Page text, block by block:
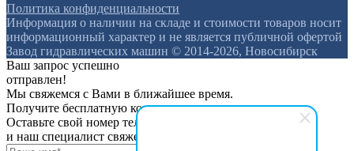
Политика конфиденциальности
Информация о наличии на складе и стоимости товаров носит
информационный характер и не является публичной офертой
Завод гидравлических машин © 2014-2026, Новосибирск
Ваш запрос успешно
отправлен!
Мы свяжемся с Вами в ближайшее время.
Получите бесплатную консультацию
Оставьте свой номер телефона
и наш специалист свяжется с вами